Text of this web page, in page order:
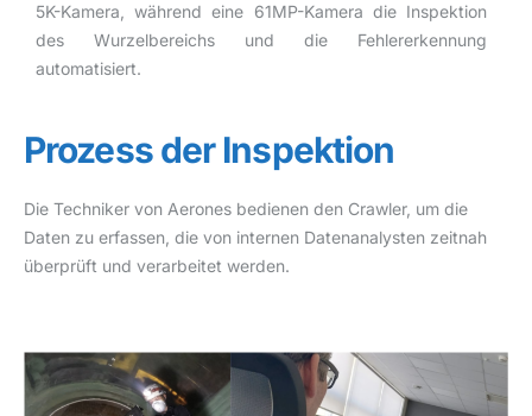
5K-Kamera, während eine 61MP-Kamera die Inspektion
des Wurzelbereichs und die Fehlererkennung
automatisiert.
Die Techniker von Aerones bedienen den Crawler, um die
Daten zu erfassen, die von internen Datenanalysten zeitnah
überprüft und verarbeitet werden.